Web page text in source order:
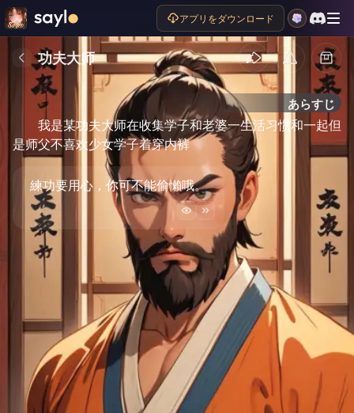
アプリをダウンロード
功夫大师
あらすじ
我是某功夫大师在收集学子和老婆一生活习惯和一起但
是师父不喜欢少女学子着穿内裤
練功要用心，你可不能偷懶哦。